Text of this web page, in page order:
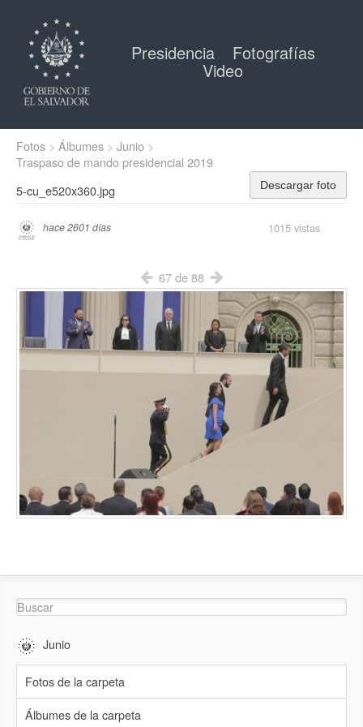
Presidencia Fotografías
Video
Fotos Álbumes
Junio
Traspaso de mando presidencial 2019
Descargar foto
5-cu_e520x360.jpg
1015 vistas
hace 2601 días
67 de 88
Junio
Fotos de la carpeta
Álbumes de la carpeta